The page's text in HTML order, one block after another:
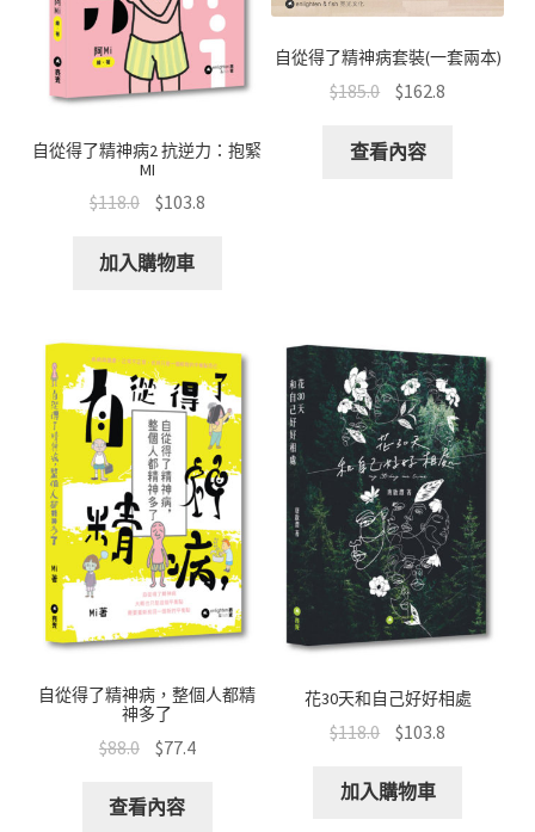
自從得了精神病2 抗逆力：抱緊
MI
$118.0 $103.8
加入購物車
自從得了精神病套裝(一套兩本)
$185.0 $162.8
查看內容
自從得了精神病，整個人都精
神多了
$88.0 $77.4
查看內容
花30天和自己好好相處
$118.0 $103.8
加入購物車